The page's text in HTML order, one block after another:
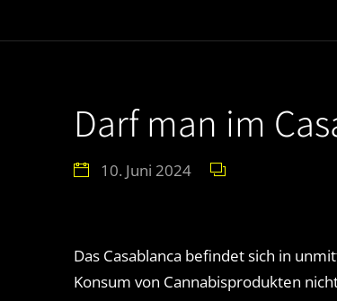
Darf man im
10. Juni 2024
Das Casablanca befindet sich in
Konsum von Cannabisprodukten